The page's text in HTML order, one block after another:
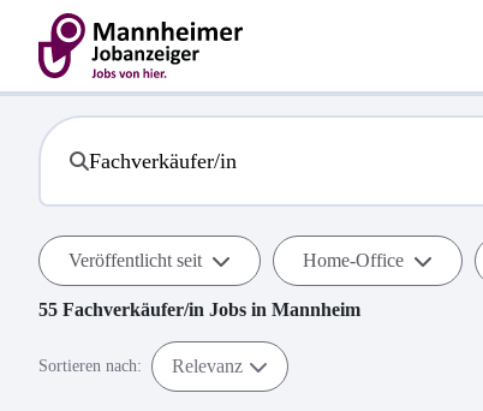
Veröffentlicht seit Home-Office
55 Fachverkäufer/in Jobs in Mannheim
Sortieren nach: Relevanz